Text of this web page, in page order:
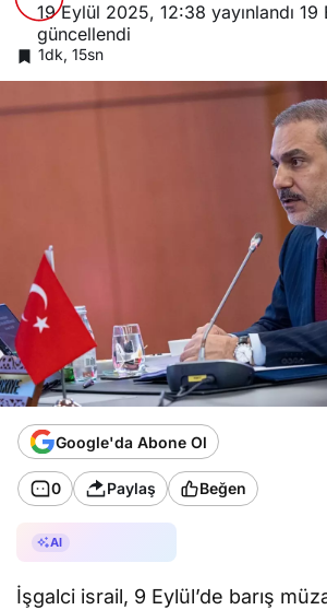
19 Eylül 2025, 12:38 yayınlandı 19
güncellendi
1dk, 15sn
Google'da Abone Ol
0 Paylaş Beğen
AI
İşgalci israil, 9 Eylül’de barış